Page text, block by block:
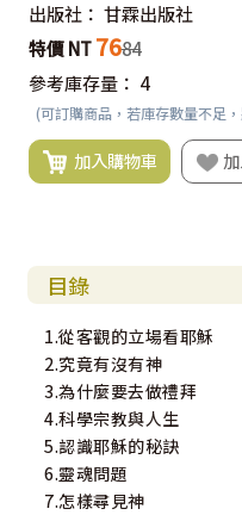
出版社： 甘霖出版社
特價 NT 7684
參考庫存量： 4
(可訂購商品，若庫存數量不足
加入購物車
目錄
1.從客觀的立場看耶穌
2.究竟有沒有神
3.為什麼要去做禮拜
4.科學宗教與人生
5.認識耶穌的秘訣
6.靈魂問題
7.怎樣尋見神